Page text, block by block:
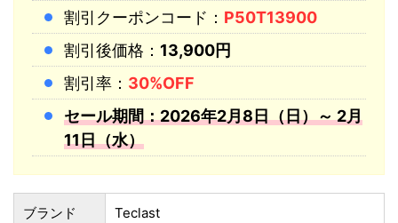
割引クーポンコード： P50T13900
割引後価格： 13,900円
割引率： 30%OFF
セール期間：2026年2月8日（日）～ 2月
11日（水）
ブランド Teclast